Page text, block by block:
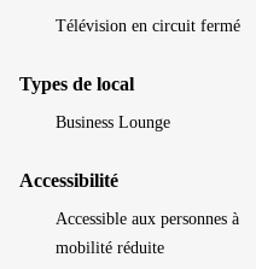
Télévision en circuit fermé
Types de local
Business Lounge
Accessibilité
Accessible aux personnes à
mobilité réduite